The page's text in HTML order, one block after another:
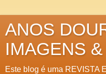
ANOS
IMAGENS &
Este blog é uma REVISTA